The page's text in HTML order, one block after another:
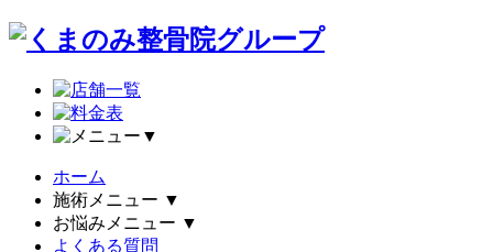
▼
ホーム
施術メニュー ▼
お悩みメニュー ▼
よくある質問